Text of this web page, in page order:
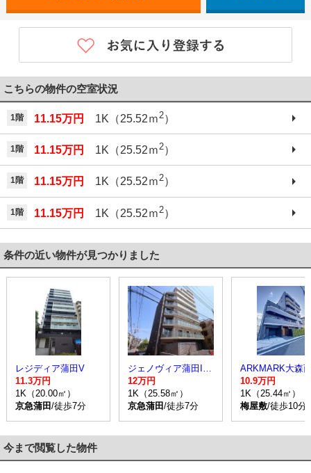
こちらの物件の空室状況
1階 11.15万円 1K（25.52ｍ 2）
1階 11.15万円 1K（25.52ｍ 2）
1階 11.15万円 1K（25.52ｍ2）
1階 11.15万円 1K（25.52ｍ 2）
条件の近い物件が見つかりました
レジディア蒲田V
11.3万円
1K（20.00㎡）
京急蒲田 /徒歩7分
12万円
1K（25.58㎡）
京急蒲田 /徒歩7分
ARKMARK大森
10.9万円
1K（25.44㎡）
梅屋敷/徒歩10分
今まで閲覧した物件